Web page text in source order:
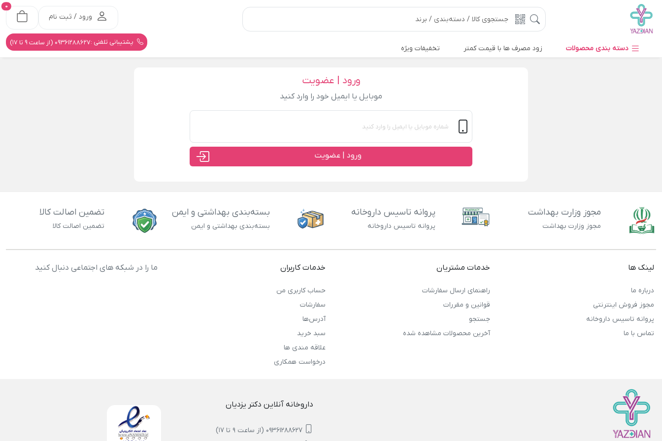
ورود / ثبت نام
0
پشتیبانی تلفنی :09361288627 (از ساعت 9 تا 17)
دسته بندی محصولات زود مصرف ها با قیمت کمتر تخفیفات ویژه
ورود | عضویت
موبایل یا ایمیل خود را وارد کنید
ورود | عضویت
مجوز وزارت بهداشت
مجوز وزارت بهداشت
پروانه تاسیس داروخانه
پروانه تاسیس داروخانه
بسته‌بندی بهداشتی و ایمن
بسته‌بندی بهداشتی و ایمن
تضمین اصالت کالا
تضمین اصالت کالا
لینک ها
درباره ما
مجوز فروش اینترنتی
پروانه تاسیس داروخانه
تماس با ما
خدمات مشتریان
راهنمای ارسال سفارشات
قوانین و مقررات
جستجو
آخرین محصولات مشاهده شده
خدمات کاربران
حساب کاربری من
سفارشات
آدرس‌ها
سبد خرید
علاقه مندی ها
درخواست همکاری
ما را در شبکه های اجتماعی دنبال کنید
داروخانه آنلاین دکتر یزدیان
09361288627 (از ساعت 9 تا 17)